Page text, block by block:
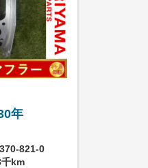
年
821-0
km